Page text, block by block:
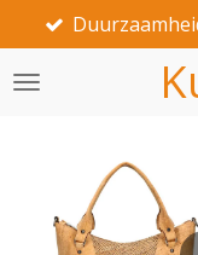
direct
naar